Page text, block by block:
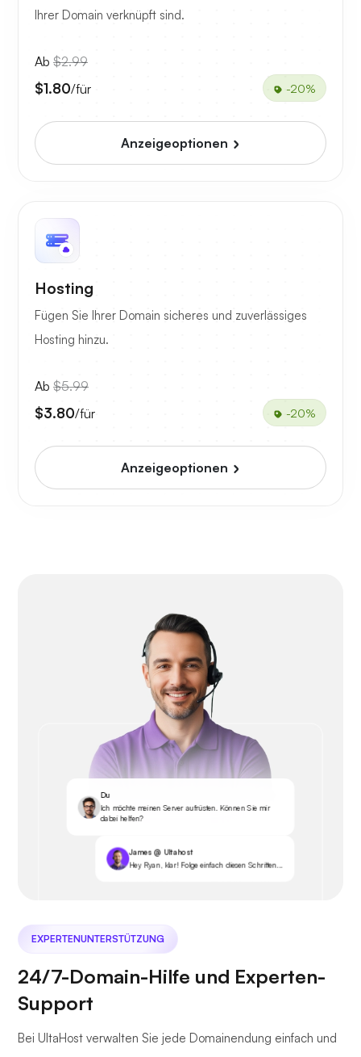
Ihrer Domain verknüpft sind.
Ab $2.99
$1.80/für -20%
Anzeigeoptionen
Hosting
Fügen Sie Ihrer Domain sicheres und zuverlässiges
Hosting hinzu.
Ab $5.99
$3.80/für -20%
Anzeigeoptionen
Du
Ich möchte meinen Server aufrüsten. Können Sie mir
dabei helfen?
James @ Ultahost
Hey Ryan, klar! Folge einfach diesen Schritten...
EXPERTENUNTERSTÜTZUNG
24/7-Domain-Hilfe und Experten-
Support
Bei UltaHost verwalten Sie jede Domainendung einfach und